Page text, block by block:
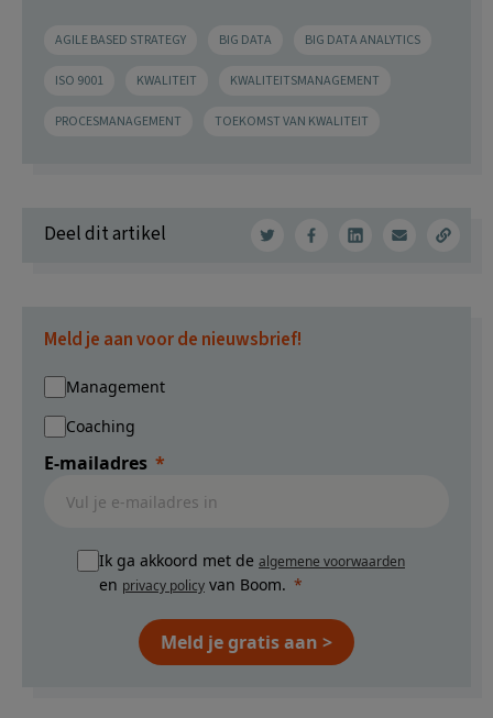
AGILE BASED STRATEGY BIG DATA BIG DATA ANALYTICS
ISO 9001 KWALITEIT KWALITEITSMANAGEMENT
PROCESMANAGEMENT TOEKOMST VAN KWALITEIT
Deel dit artikel
Meld je aan voor de nieuwsbrief!
Management
Coaching
E-mailadres
Ik ga akkoord met de algemene voorwaarden
en privacy policy van Boom.
Meld je gratis aan >